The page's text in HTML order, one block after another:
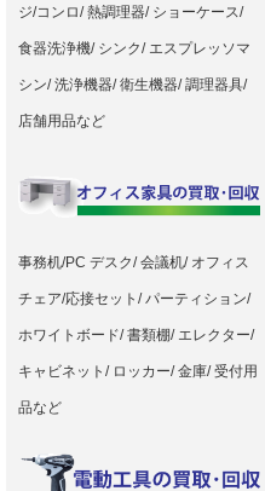
ジ/コンロ/ 熱調理器/ ショーケース/
食器洗浄機/ シンク/ エスプレッソマ
シン/ 洗浄機器/ 衛生機器/ 調理器具/
店舗用品など
事務机/PC デスク/ 会議机/ オフィス
チェア/応接セット/ パーティション/
ホワイトボード/ 書類棚/ エレクター/
キャビネット/ ロッカー/ 金庫/ 受付用
品など